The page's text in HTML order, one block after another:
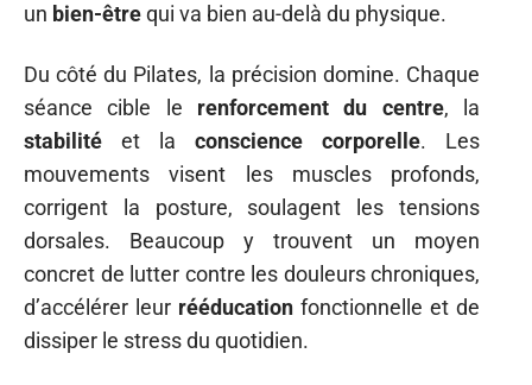
un bien-êtrequi va bien au-delà du physique.
Du côté du Pilates, la précision domine. Chaque
séance cible le renforcement du centre, la
stabilité et la conscience corporelle. Les
mouvements visent les muscles profonds,
corrigent la posture, soulagent les tensions
dorsales. Beaucoup y trouvent un moyen
concret de lutter contre les douleurs chroniques,
d’accélérer leur rééducation fonctionnelle et de
dissiper le stress du quotidien.